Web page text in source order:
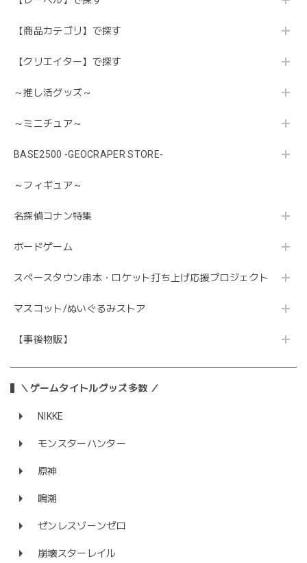
【商品カテゴリ】で探す
【クリエイター】で探す
～推し活グッズ～
～ミニチュア～
BASE2500 -GEOCRAPER STORE-
～フィギュア～
名探偵コナン特集
ボードゲーム
スペースタウン串本・ロケット打ち上げ応援プロジェクト
マスコット/ぬいぐるみストア
【事後物販】
＼ゲームタイトルグッズ多数 ／
NIKKE
モンスターハンター
原神
鳴潮
ゼンレスゾーンゼロ
崩壊スターレイル